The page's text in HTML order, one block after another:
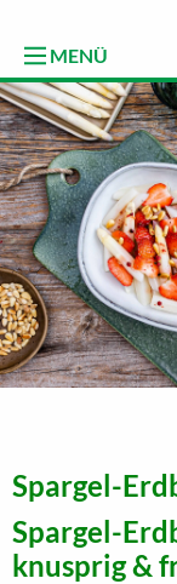
MENÜ
Spargel-
Spargel-
knusprig &